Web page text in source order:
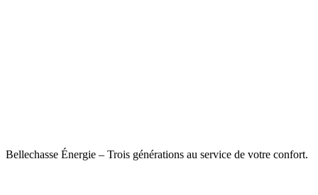
Bellechasse Énergie – Trois générations au service de votre confort.